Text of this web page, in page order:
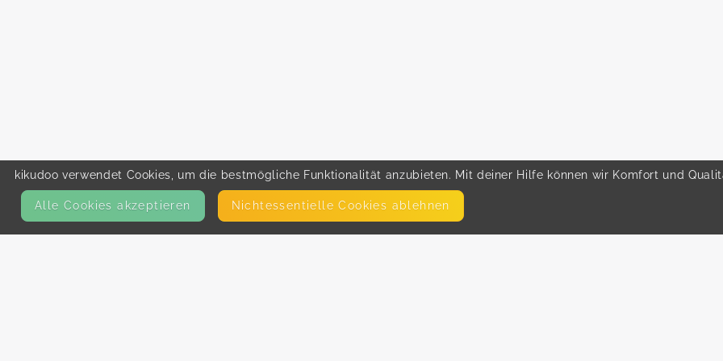
kikudoo verwendet Cookies, um die bestmögliche Funktionalität anzubieten. Mit deiner Hilfe können wir Komfort und
Alle Cookies akzeptieren Nicht­essentielle Cookies ablehnen